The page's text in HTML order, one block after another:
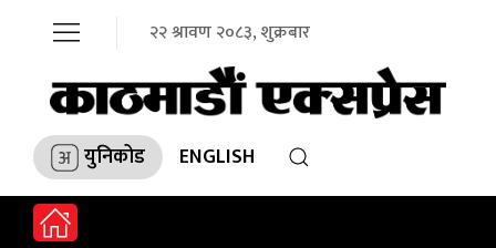
२२ श्रावण २०८३, शुक्रबार
युनिकोड ENGLISH